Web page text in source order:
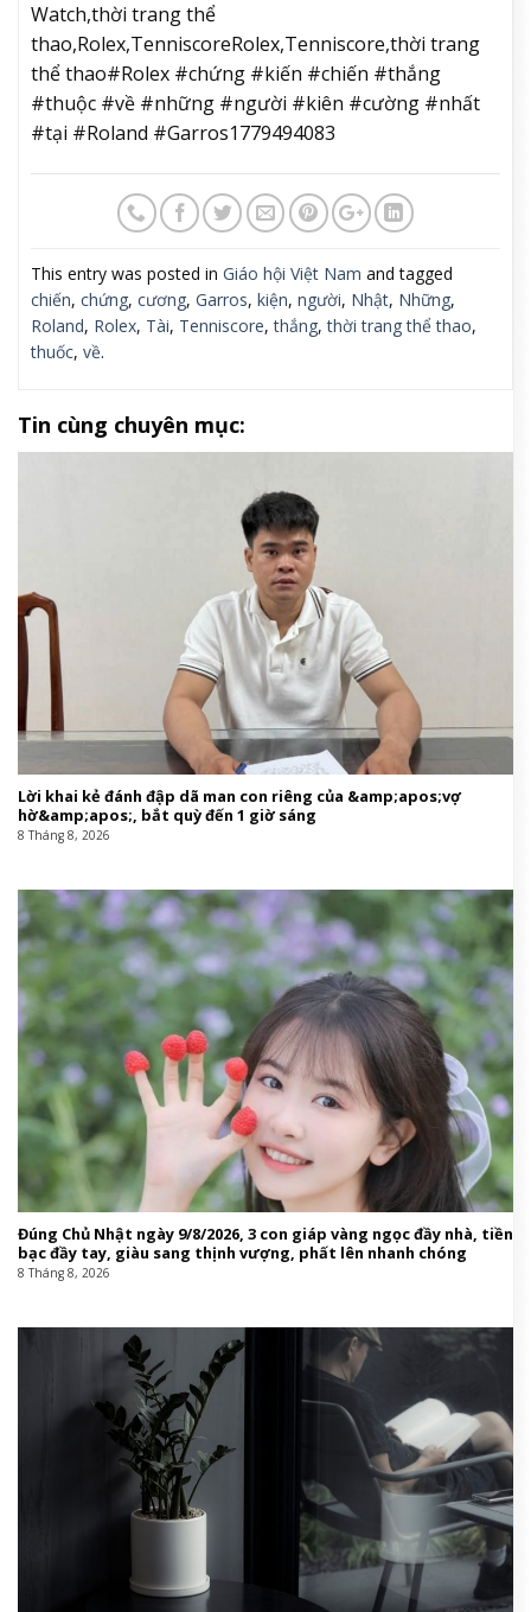
Watch,thời trang thể
thao,Rolex,TenniscoreRolex,Tenniscore,thời trang
thể thao#Rolex #chứng #kiến #chiến #thắng
#thuộc #về #những #người #kiên #cường #nhất
#tại #Roland #Garros1779494083
This entry was posted in Giáo hội Việt Nam and tagged
chiến, chứng, cương, Garros, kiện, người, Nhật, Những,
Roland, Rolex, Tài, Tenniscore,thắng,thời trang thể thao,
thuốc, về.
Tin cùng chuyên mục:
Lời khai kẻ đánh đập dã man con riêng của &amp;apos;vợ
hờ&amp;apos;, bắt quỳ đến 1 giờ sáng
8 Tháng 8, 2026
Đúng Chủ Nhật ngày 9/8/2026, 3 con giáp vàng ngọc đầy nhà, tiền
bạc đầy tay, giàu sang thịnh vượng, phất lên nhanh chóng
8 Tháng 8, 2026